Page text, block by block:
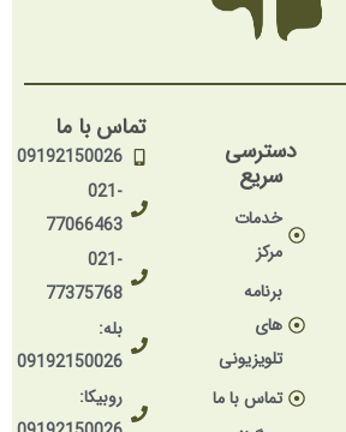
دسترسی
سریع
خدمات
مرکز
های
تلویزیونی
تماس با ما
تماس با ما
09192150026
77066463
77375768
09192150026
روبیکا: